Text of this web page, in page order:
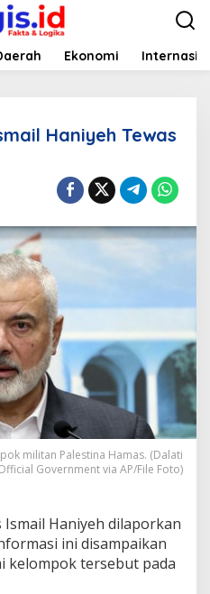
Ekonomi
Haniyeh Tewas
militan Palestina Hamas. (Dalati
Government via AP/File Foto)
Ismail Haniyeh dilaporkan
ini disampaikan
kelompok tersebut pada